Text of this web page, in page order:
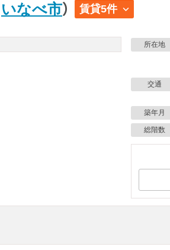
いなべ市） 賃貸5件
所在地
交通
築年月
総階数